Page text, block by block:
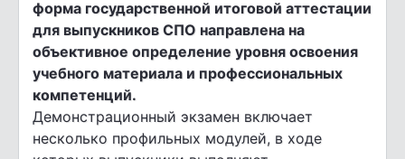
форма государственной итоговой аттестации
для выпускников СПО направлена на
объективное определение уровня освоения
учебного материала и профессиональных
компетенций.
Демонстрационный экзамен включает
несколько профильных модулей, в ходе